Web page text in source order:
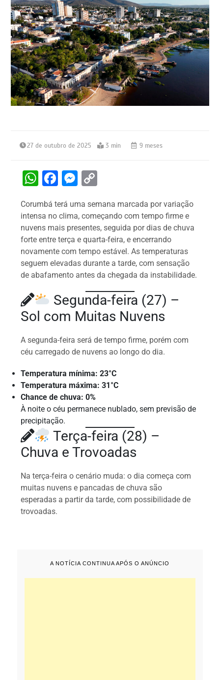
27 de outubro de 2025 3 min 9 meses
W
at
s
A
p
p
F
c
e
b
o
o
M
s
s
e
n
g
er
p
y
Li
n
k
Corumbá terá uma semana marcada por variação
intensa no clima, começando com tempo firme e
nuvens mais presentes, seguida por dias de chuva
forte entre terça e quarta-feira, e encerrando
novamente com tempo estável. As temperaturas
seguem elevadas durante a tarde, com sensação
de abafamento antes da chegada da instabilidade.
Segunda-feira (27) –
Sol com Muitas Nuvens
A segunda-feira será de tempo firme, porém com
céu carregado de nuvens ao longo do dia.
Temperatura mínima: 23°C
Temperatura máxima: 31°C
Chance de chuva: 0%
À noite o céu permanece nublado, sem previsão de
precipitação.
Terça-feira (28) –
Chuva e Trovoadas
Na terça-feira o cenário muda: o dia começa com
muitas nuvens e pancadas de chuva são
esperadas a partir da tarde, com possibilidade de
trovoadas.
A NOTÍCIA CONTINUA APÓS O ANÚNCIO